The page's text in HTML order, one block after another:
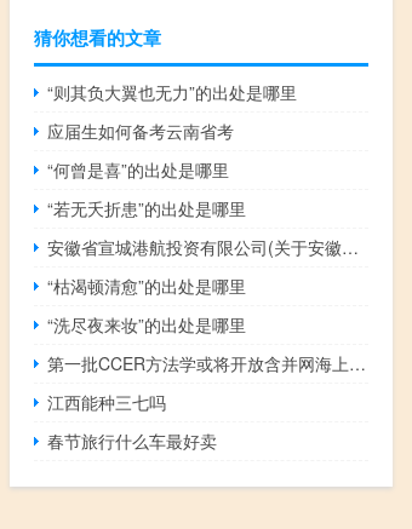
猜你想看的文章
“则其负大翼也无力”的出处是哪里
应届生如何备考云南省考
“何曾是喜”的出处是哪里
“若无夭折患”的出处是哪里
安徽省宣城港航投资有限公司(关于安徽省宣城港航投资有限公司简述)
“枯渴顿清愈”的出处是哪里
“洗尽夜来妆”的出处是哪里
第一批CCER方法学或将开放含并网海上风电等4类项目
江西能种三七吗
春节旅行什么车最好卖